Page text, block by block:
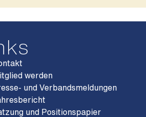
werden
und Verbandsmeldungen
und Positionspapier